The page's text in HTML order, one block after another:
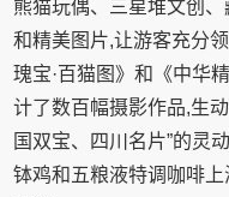
熊猫玩偶、三星堆文创
和精美图片,让游客充分
瑰宝·百猫图》和《中华
计了数百幅摄影作品,生
国双宝、四川名片”的灵
钵鸡和五粮液特调咖啡